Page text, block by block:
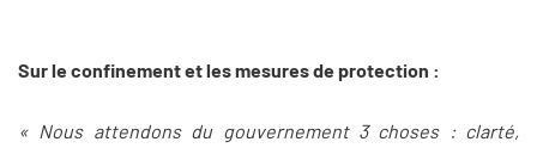
Sur le confinement et les mesures de protection :
« Nous attendons du gouvernement 3 choses : clarté,